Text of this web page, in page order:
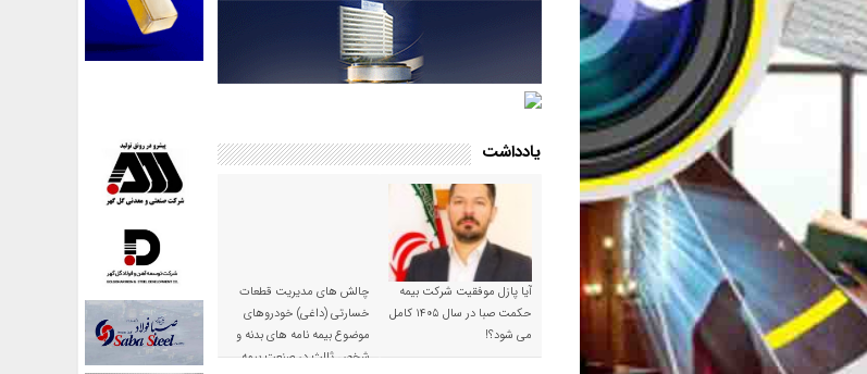
یادداشت
آیا پازل موفقیت شرکت بیمه
حکمت صبا در سال ۱۴۰۵ کامل
می شود؟!
چالش های مدیریت قطعات
خسارتی (داغی) خودروهای
موضوع بیمه نامه های بدنه و
شخص ثالث در صنعت بیمه